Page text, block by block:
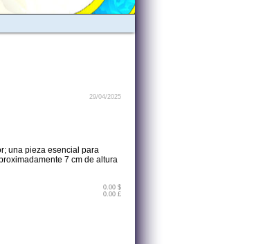
29/04/2025
una pieza esencial para
7 cm de altura
0.00 $
0.00 £